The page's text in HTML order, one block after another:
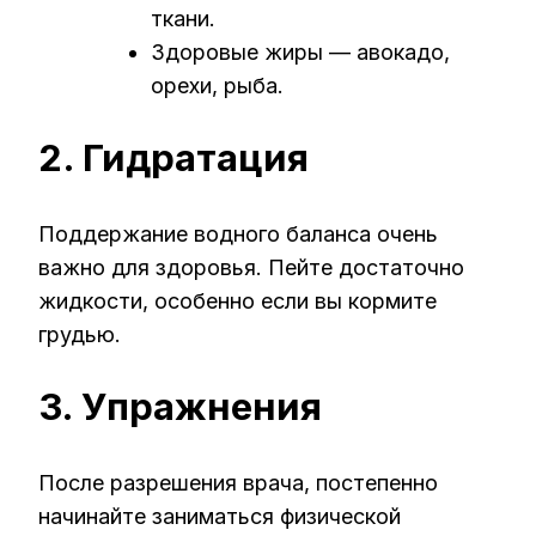
ткани.
Здоровые жиры — авокадо,
орехи, рыба.
2. Гидратация
Поддержание водного баланса очень
важно для здоровья. Пейте достаточно
жидкости, особенно если вы кормите
грудью.
3. Упражнения
После разрешения врача, постепенно
начинайте заниматься физической